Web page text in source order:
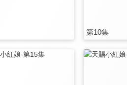
第10集